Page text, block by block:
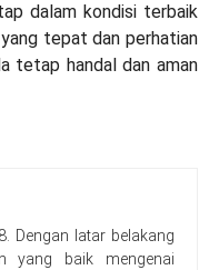
dalam kondisi terbaik
tepat dan perhatian
tetap handal dan aman
Dengan latar belakang
yang baik mengenai